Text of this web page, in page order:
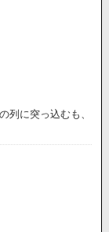
列に突っ込むも、